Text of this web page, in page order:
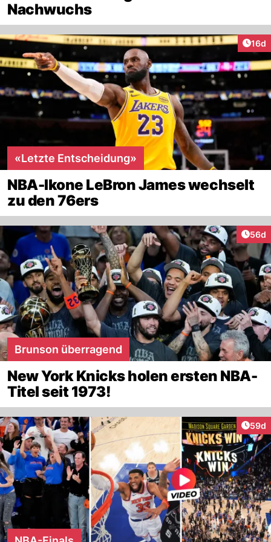
Nachwuchs
16d
«Letzte Entscheidung»
NBA-Ikone LeBron James wechselt
zu den 76ers
56d
Brunson überragend
New York Knicks holen ersten NBA-
Titel seit 1973!
59d